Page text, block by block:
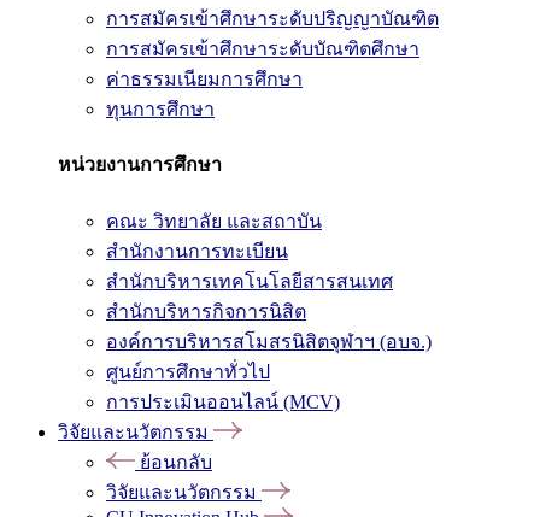
การสมัครเข้าศึกษาระดับปริญญาบัณฑิต
การสมัครเข้าศึกษาระดับบัณฑิตศึกษา
ค่าธรรมเนียมการศึกษา
ทุนการศึกษา
หน่วยงานการศึกษา
คณะ วิทยาลัย และสถาบัน
สำนักงานการทะเบียน
สำนักบริหารเทคโนโลยีสารสนเทศ
สำนักบริหารกิจการนิสิต
องค์การบริหารสโมสรนิสิตจุฬาฯ (อบจ.)
ศูนย์การศึกษาทั่วไป
การประเมินออนไลน์ (MCV)
วิจัยและนวัตกรรม
ย้อนกลับ
วิจัยและนวัตกรรม